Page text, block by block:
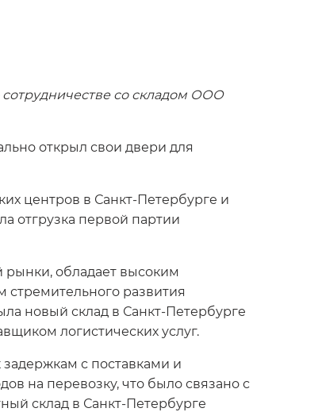
сотрудничестве со складом ООО
открыл свои двери для
центров в Санкт-Петербурге и
отгрузка первой партии
рынки, обладает высоким
развития
новый склад в Санкт-Петербурге
логистических услуг.
с поставками и
на перевозку, что было связано с
склад в Санкт-Петербурге